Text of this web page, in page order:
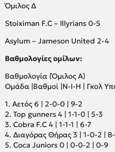
Όμιλος Δ
Stoiximan F.C – Illyrians 0-5
Asylum – Jameson United 2-4
Βαθμολογίες ομίλων:
Βαθμολογία (Όμιλος Α)
Ομάδα |Βαθμοί |Ν-Ι-Η | Γκολ
1. Αετός 6 | 2-0-0 | 9-2
2. Top gunners 4 | 1-1-0 | 5-3
3. Cobra F.C 4 | 1-1-1 | 6-7
4. Διαγόρας Θήρας 3 | 1-0-2 |
5. Coca Juniors 0 | 0-0-2 | 0-9